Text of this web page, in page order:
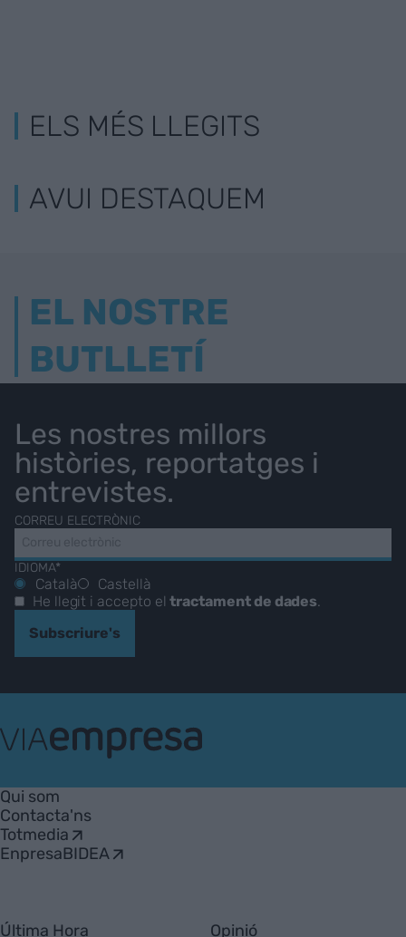
ELS MÉS LLEGITS
AVUI DESTAQUEM
EL NOSTRE
BUTLLETÍ
Les nostres millors
històries, reportatges i
entrevistes.
CORREU ELECTRÒNIC
IDIOMA*
Català
Castellà
He llegit i accepto eltractament de dades.
Subscriure's
Empresa
Qui som
Contacta'ns
Totmedia
EnpresaBIDEA
Última Hora Opinió